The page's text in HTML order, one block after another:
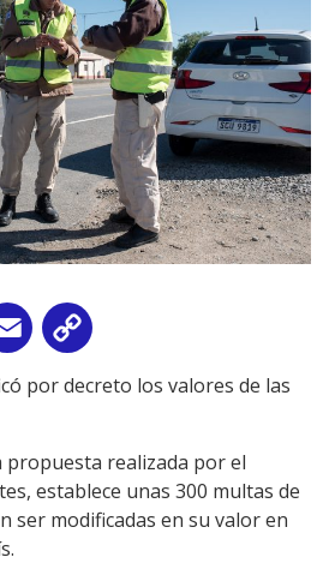
Email
Link
por decreto los valores de las
propuesta realizada por el
establece unas 300 multas de
ser modificadas en su valor en